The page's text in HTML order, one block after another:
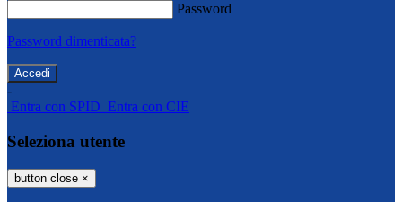
Password
Password dimenticata?
-
Entra con SPID Entra con CIE
Seleziona utente
button close ×